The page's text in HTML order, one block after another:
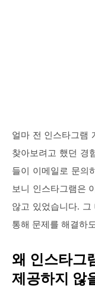
얼마 전 인스타그램
찾아보려고 했던 경
들이 이메일로 문의
보니 인스타그램은
않고 있었습니다.
통해 문제를 해결하
왜 인스타그
제공하지 않